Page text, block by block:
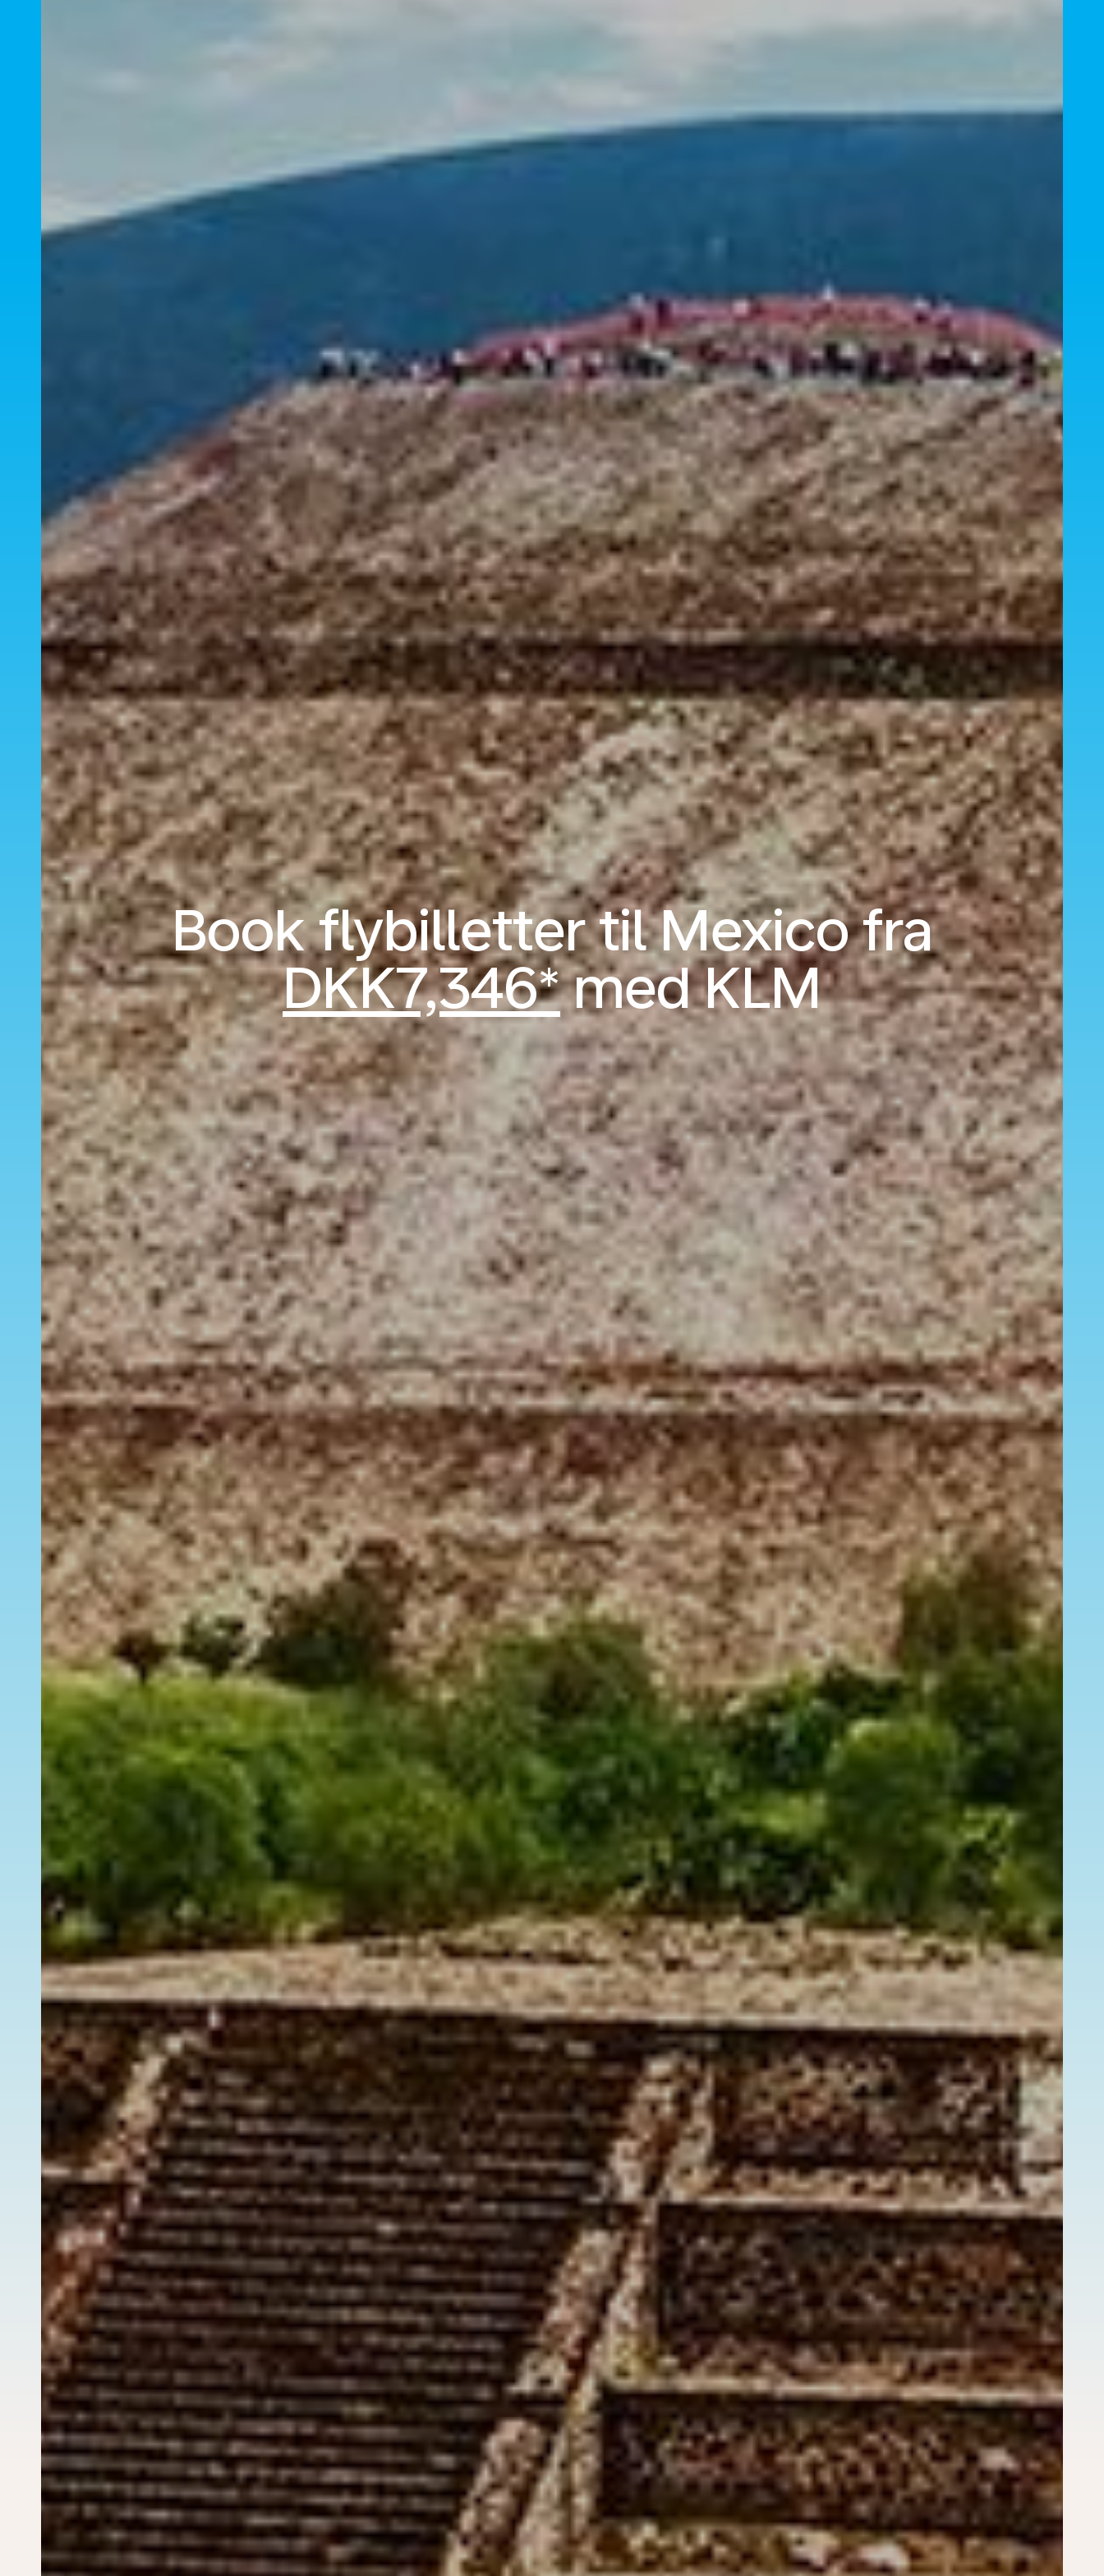
Book flybilletter til Mexico fra
DKK7,346*med KLM